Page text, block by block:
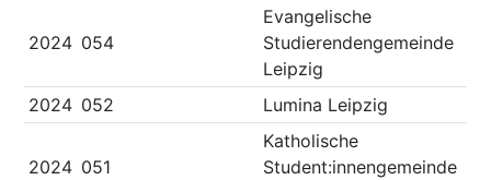
2024 054
Evangelische
Studierendengemeinde
Leipzig
2024 052 Lumina Leipzig
2024 051
Katholische
Student:innengemeinde